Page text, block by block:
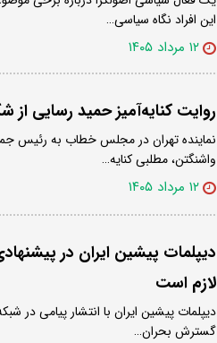
این افراد نگاه سیاسی…
۱۲ مرداد ۱۴۰۵
روایت کنایه‌آمیز حمید رسایی
نماینده تهران در مجلس خطاب به رئیس
واشنگتن، مطلبی کنایه…
۱۲ مرداد ۱۴۰۵
دیپلمات پیشین ایران در
لازم است
دیپلمات پیشین ایران با انتشار پیامی در
گسترش بحران…